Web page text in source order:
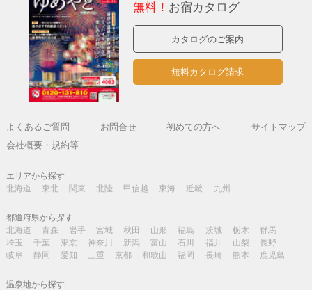
無料！ お宿カタログ
カタログのご案内
無料カタログ請求
よくあるご質問 お問合せ 初めての方へ
サイトマップ
会社概要・規約等
エリアから探す
北海道
東北 関東 北陸 甲信越 東海 近畿 九州
都道府県から探す
北海道
青森 岩手 宮城 秋田 山形 福島 茨城 栃木
群馬
埼玉
千葉 東京 神奈川 新潟 富山 石川 福井 山梨
長野
岐阜
静岡 愛知 三重 京都 和歌山 福岡 長崎 熊本 鹿児島
温泉地から探す